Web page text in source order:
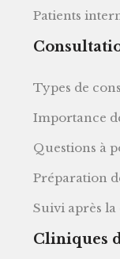
Patients
Types de
Importance
Questions à
Préparation
Suivi après
Cliniques